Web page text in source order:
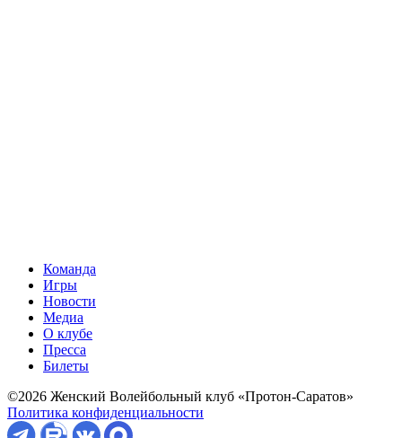
Команда
Игры
Новости
Медиа
О клубе
Пресса
Билеты
©2026 Женский Волейбольный клуб «Протон-Саратов»
Политика конфиденциальности